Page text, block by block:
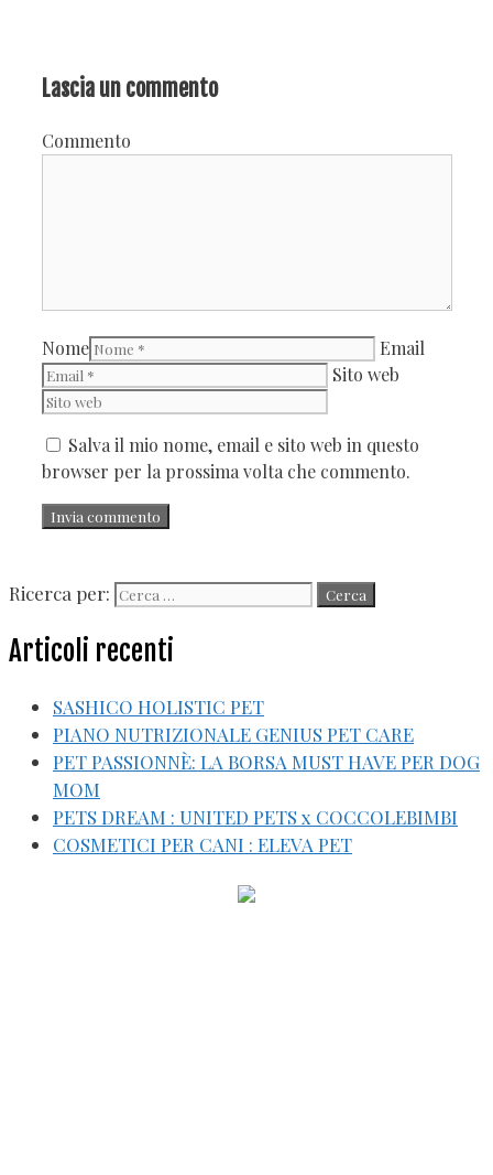
Lascia un commento
Commento
Nome
Email
Sito web
Salva il mio nome, email e sito web in questo
browser per la prossima volta che commento.
Ricerca per:
Articoli recenti
SASHICO HOLISTIC PET
PIANO NUTRIZIONALE GENIUS PET CARE
PET PASSIONNÈ: LA BORSA MUST HAVE PER DOG
MOM
PETS DREAM : UNITED PETS x COCCOLEBIMBI
COSMETICI PER CANI : ELEVA PET